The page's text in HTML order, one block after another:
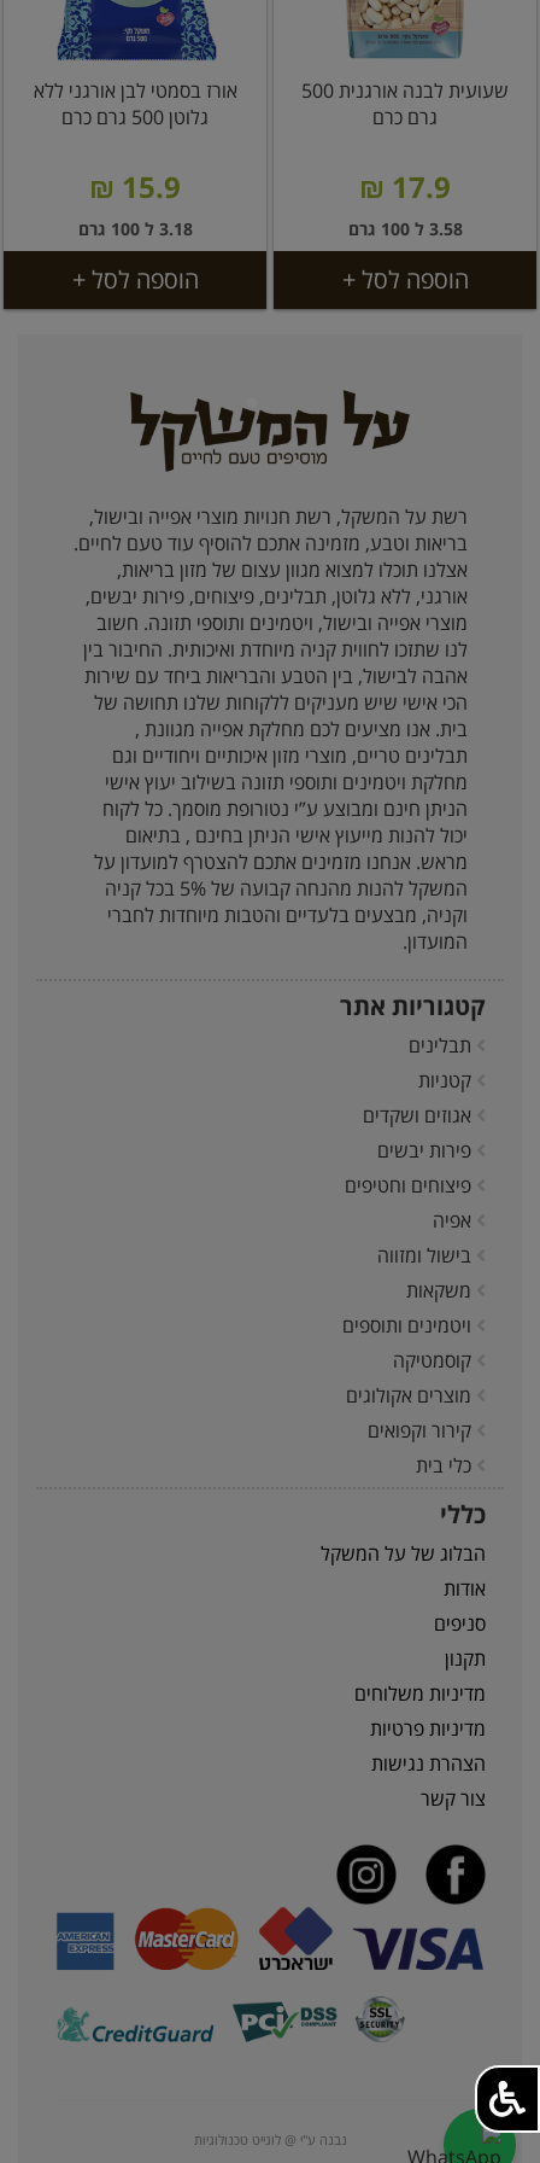
שעועית לבנה אורגנית 500
גרם כרם
17.9 ₪
3.58 ל 100 גרם
הוספה לסל +
אורז בסמטי לבן אורגני ללא
גלוטן 500 גרם כרם
15.9 ₪
3.18 ל 100 גרם
הוספה לסל +
רשת על המשקל, רשת חנויות מוצרי אפייה ובישול,
בריאות וטבע, מזמינה אתכם להוסיף עוד טעם לחיים.
אצלנו תוכלו למצוא מגוון עצום של מזון בריאות,
אורגני, ללא גלוטן, תבלינים, פיצוחים, פירות יבשים,
מוצרי אפייה ובישול, ויטמינים ותוספי תזונה. חשוב
לנו שתזכו לחווית קניה מיוחדת ואיכותית. החיבור בין
אהבה לבישול, בין הטבע והבריאות ביחד עם שירות
הכי אישי שיש מעניקים ללקוחות שלנו תחושה של
בית. אנו מציעים לכם מחלקת אפייה מגוונת ,
תבלינים טריים, מוצרי מזון איכותיים ויחודיים וגם
מחלקת ויטמינים ותוספי תזונה בשילוב יעוץ אישי
הניתן חינם ומבוצע ע”י נטורופת מוסמך. כל לקוח
יכול להנות מייעוץ אישי הניתן בחינם , בתיאום
מראש. אנחנו מזמינים אתכם להצטרף למועדון על
המשקל להנות מהנחה קבועה של 5% בכל קניה
וקניה, מבצעים בלעדיים והטבות מיוחדות לחברי
המועדון.
קטגוריות אתר
תבלינים
קטניות
אגוזים ושקדים
פירות יבשים
פיצוחים וחטיפים
אפיה
בישול ומזווה
משקאות
ויטמינים ותוספים
קוסמטיקה
מוצרים אקולוגים
קירור וקפואים
כלי בית
כללי
הבלוג של על המשקל
אודות
סניפים
תקנון
מדיניות משלוחים
מדיניות פרטיות
הצהרת נגישות
צור קשר
נבנה ע"י @ לוגייט טכנולוגיות